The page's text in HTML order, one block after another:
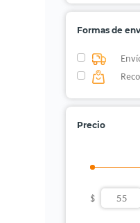
Formas de
Precio
$